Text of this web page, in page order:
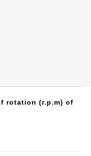
rotation (r.p.m) of